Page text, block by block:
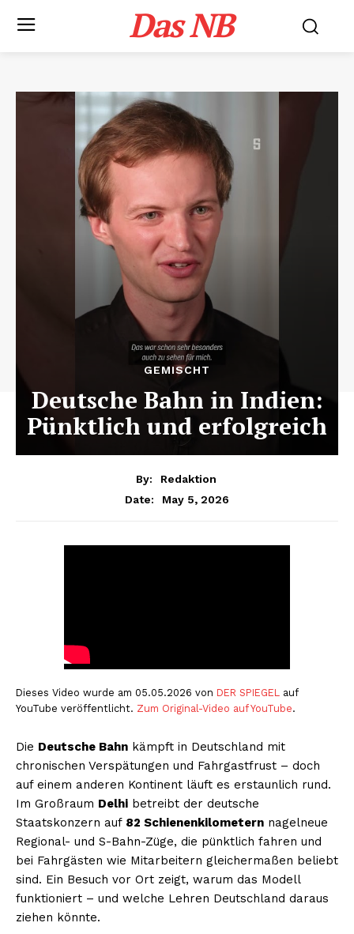
Das NB
GEMISCHT
Deutsche Bahn in Indien:
Pünktlich und erfolgreich
By:
Redaktion
Date:
May 5, 2026
Dieses Video wurde am 05.05.2026 von DER SPIEGEL
auf
YouTube veröffentlicht. Zum Original-Video auf YouTube.
Die Deutsche Bahn kämpft in Deutschland mit
chronischen Verspätungen und Fahrgastfrust – doch
auf einem anderen Kontinent läuft es erstaunlich rund.
Im Großraum Delhi betreibt der deutsche
Staatskonzern auf 82 Schienenkilometern nagelneue
Regional- und S-Bahn-Züge, die pünktlich fahren und
bei Fahrgästen wie Mitarbeitern gleichermaßen beliebt
sind. Ein Besuch vor Ort zeigt, warum das Modell
funktioniert – und welche Lehren Deutschland daraus
ziehen könnte.